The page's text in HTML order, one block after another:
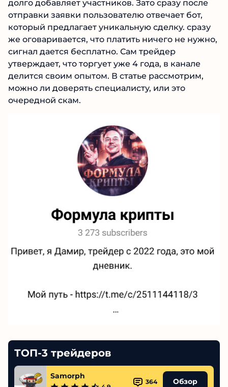
очень долго добавляет участников. Зато сразу
после отправки заявки пользователю
отвечает бот, который предлагает уникальную
сделку. сразу же оговаривается, что платить
ничего не нужно, сигнал дается бесплатно.
Сам трейдер утверждает, что торгует уже 4
года, в канале делится своим опытом. В статье
рассмотрим, можно ли доверять специалисту,
или это очередной скам.
ТОП-3 трейдеров
1
Samorph
Обзор